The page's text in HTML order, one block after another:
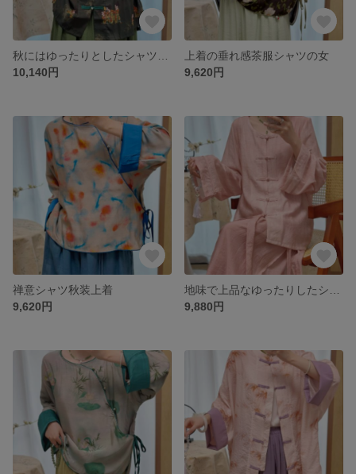
10,140円
上着の垂れ感茶服シャツの女
9,620円
禅意シャツ秋装上着
9,620円
9,880円